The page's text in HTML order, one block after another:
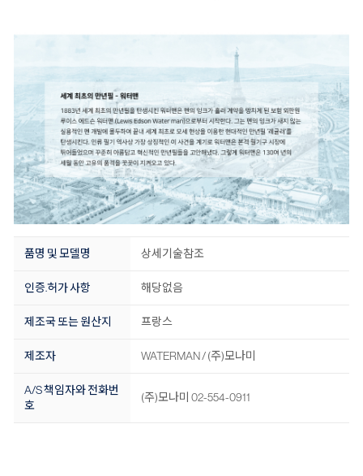
품명 및 모델명 상세기술참조
인증.허가 사항 해당없음
제조국 또는 원산지 프랑스
제조자 WATERMAN / (주)모나미
A/S 책임자와 전화번
호
(주)모나미 02-554-0911